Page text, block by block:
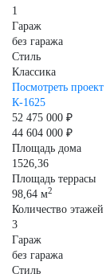
1
Гараж
без гаража
Стиль
Классика
Посмотреть проект
К-1625
52 475 000 ₽
44 604 000 ₽
Площадь дома
1526,36
Площадь террасы
98,64 м2
Количество этажей
3
Гараж
без гаража
Стиль